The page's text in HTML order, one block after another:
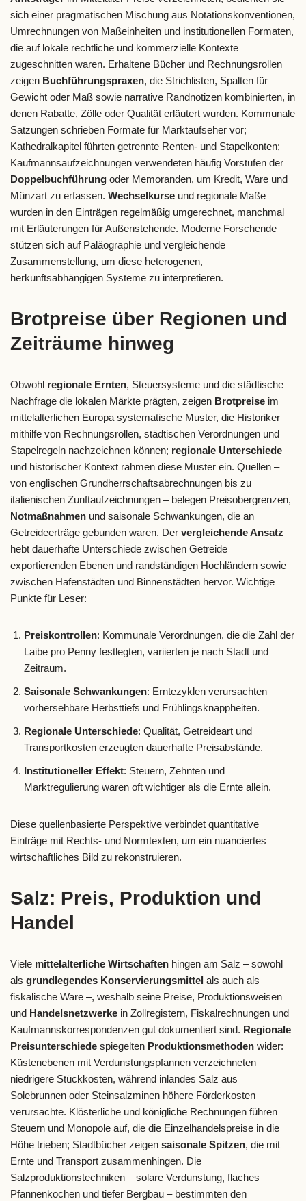
sich einer pragmatischen Mischung aus Notationskonventionen,
Umrechnungen von Maßeinheiten und institutionellen Formaten,
die auf lokale rechtliche und kommerzielle Kontexte
zugeschnitten waren. Erhaltene Bücher und Rechnungsrollen
zeigen Buchführungspraxen, die Strichlisten, Spalten für
Gewicht oder Maß sowie narrative Randnotizen kombinierten, in
denen Rabatte, Zölle oder Qualität erläutert wurden. Kommunale
Satzungen schrieben Formate für Marktaufseher vor;
Kathedralkapitel führten getrennte Renten- und Stapelkonten;
Kaufmannsaufzeichnungen verwendeten häufig Vorstufen der
Doppelbuchführung oder Memoranden, um Kredit, Ware und
Münzart zu erfassen. Wechselkurse und regionale Maße
wurden in den Einträgen regelmäßig umgerechnet, manchmal
mit Erläuterungen für Außenstehende. Moderne Forschende
stützen sich auf Paläographie und vergleichende
Zusammenstellung, um diese heterogenen,
herkunftsabhängigen Systeme zu interpretieren.
Brotpreise über Regionen und
Zeiträume hinweg
Obwohl regionale Ernten, Steuersysteme und die städtische
Nachfrage die lokalen Märkte prägten, zeigen Brotpreise im
mittelalterlichen Europa systematische Muster, die Historiker
mithilfe von Rechnungsrollen, städtischen Verordnungen und
Stapelregeln nachzeichnen können; regionale Unterschiede
und historischer Kontext rahmen diese Muster ein. Quellen –
von englischen Grundherrschaftsabrechnungen bis zu
italienischen Zunftaufzeichnungen – belegen Preisobergrenzen,
Notmaßnahmen und saisonale Schwankungen, die an
Getreideerträge gebunden waren. Der vergleichende Ansatz
hebt dauerhafte Unterschiede zwischen Getreide
exportierenden Ebenen und randständigen Hochländern sowie
zwischen Hafenstädten und Binnenstädten hervor. Wichtige
Punkte für Leser:
Preiskontrollen: Kommunale Verordnungen, die die Zahl der
Laibe pro Penny festlegten, variierten je nach Stadt und
Zeitraum.
Saisonale Schwankungen: Erntezyklen verursachten
vorhersehbare Herbsttiefs und Frühlingsknappheiten.
Regionale Unterschiede: Qualität, Getreideart und
Transportkosten erzeugten dauerhafte Preisabstände.
Institutioneller Effekt: Steuern, Zehnten und
Marktregulierung waren oft wichtiger als die Ernte allein.
Diese quellenbasierte Perspektive verbindet quantitative
Einträge mit Rechts- und Normtexten, um ein nuanciertes
wirtschaftliches Bild zu rekonstruieren.
Salz: Preis, Produktion und
Handel
Viele mittelalterliche Wirtschaften hingen am Salz – sowohl
als grundlegendes Konservierungsmittel als auch als
fiskalische Ware –, weshalb seine Preise, Produktionsweisen
und Handelsnetzwerke in Zollregistern, Fiskalrechnungen und
Kaufmannskorrespondenzen gut dokumentiert sind. Regionale
Preisunterschiede spiegelten Produktionsmethoden wider:
Küstenebenen mit Verdunstungspfannen verzeichneten
niedrigere Stückkosten, während inlandes Salz aus
Solebrunnen oder Steinsalzminen höhere Förderkosten
verursachte. Klösterliche und königliche Rechnungen führen
Steuern und Monopole auf, die die Einzelhandelspreise in die
Höhe trieben; Stadtbücher zeigen saisonale Spitzen, die mit
Ernte und Transport zusammenhingen. Die
Salzproduktionstechniken – solare Verdunstung, flaches
Pfannenkochen und tiefer Bergbau – bestimmten den